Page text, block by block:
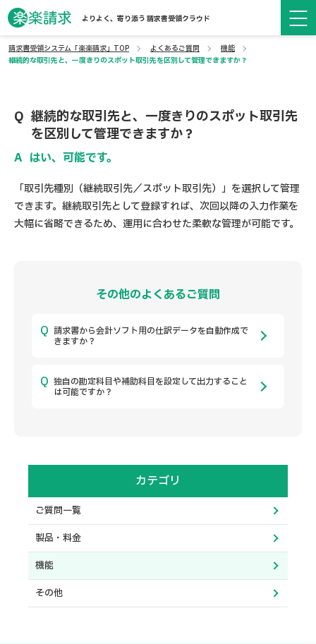
よりよく、寄り添う 請求書受領クラウド
請求書受領システム「楽楽請求」TOP よくあるご質問
機能
継続的な取引先と、一度きりのスポット取引先を区別して管理できますか？
継続的な取引先と、一度きりのスポット取引先
を区別して管理できますか？
はい、可能です。
「取引先種別（継続取引先／スポット取引先）」を選択して管理
できます。継続取引先として登録すれば、次回以降の入力作業を
大幅に省略できるため、運用に合わせた柔軟な管理が可能です。
その他のよくあるご質問
請求書から会計ソフト用の仕訳データを自動作成で
きますか？
独自の勘定科目や補助科目を設定して出力すること
は可能ですか？
カテゴリ
ご質問一覧
製品・料金
機能
その他